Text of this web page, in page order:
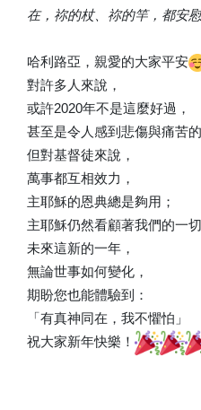
在，祢的杖、祢的竿，都安
哈利路亞，親愛的大家平安
對許多人來說，
或許2020年不是這麼好過，
甚至是令人感到悲傷與痛苦的
但對基督徒來說，
萬事都互相效力，
主耶穌的恩典總是夠用；
主耶穌仍然看顧著我們的一切
未來這新的一年，
無論世事如何變化，
期盼您也能體驗到：
「有真神同在，我不懼怕」
祝大家新年快樂！